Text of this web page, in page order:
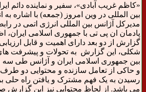
«کاظم غریب آبادی»، سفیر و نماینده دائم
بین المللی در وین امروز (جمعه) با اشاره به
مدیرکل آژانس بین المللی انرژی اتمی در
پادمان ان پی تی با جمهوری اسلامی ایران،
گزارش از دو بعد دارای اهمیت و قابل
شکلی، این گزارش به تحولات و پیشرفت
بین جمهوری اسلامی ایران و آژانس طی سه
و حاکی از تعامل سازنده و محتوایی دو
رسیدن به یک فهم مشترک و یافتن راه حلی
می باشد. از لحاظ محتوایی نیز این گزارش